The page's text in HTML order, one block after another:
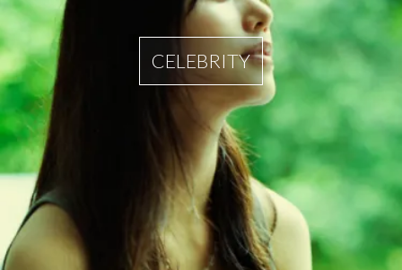
CELEBRITY